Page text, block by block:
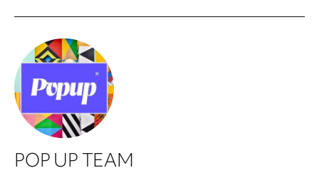
POP UP TEAM